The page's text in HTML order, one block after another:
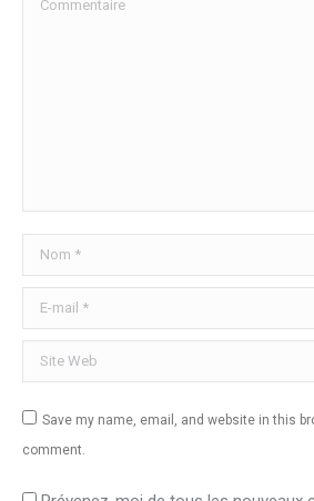
Nom *
E-mail *
Site Web
Save my name, email, and website in this
comment.